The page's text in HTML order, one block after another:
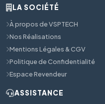
LA SOCIÉTÉ
À propos de VSPTECH
Nos Réalisations
Mentions Légales & CGV
Politique de Confidentialité
Espace Revendeur
ASSISTANCE